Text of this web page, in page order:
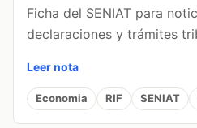
Ficha del SENIAT para
declaraciones y trámites
Leer nota
Economia RIF SENIAT